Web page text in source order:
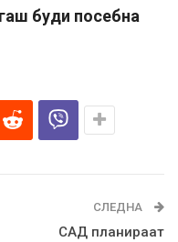
буди посебна
СЛЕДНА
САД планираат